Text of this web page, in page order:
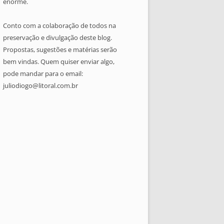
Conto com a colaboração de todos na
preservação e divulgação deste blog.
Propostas, sugestões e matérias serão
bem vindas. Quem quiser enviar algo,
pode mandar para o email:
juliodiogo@litoral.com.br